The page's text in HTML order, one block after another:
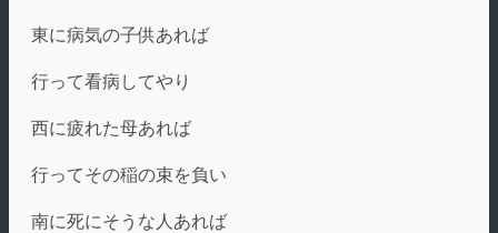
東に病気の子供あれば
行って看病してやり
西に疲れた母あれば
行ってその稲の束を負い
南に死にそうな人あれば